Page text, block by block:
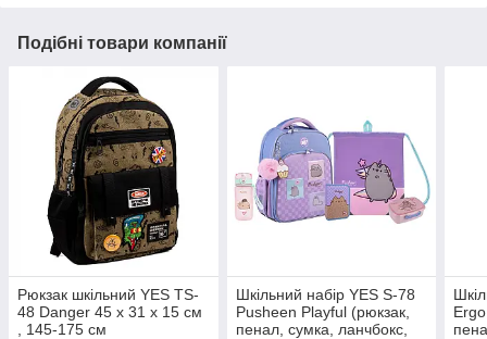
Подібні товари компанії
Рюкзак шкільний YES TS-
48 Danger 45 х 31 х 15 см
, 145-175 см
Шкільний набір YES S-78
Pusheen Playful (рюкзак,
пенал, сумка, ланчбокс,